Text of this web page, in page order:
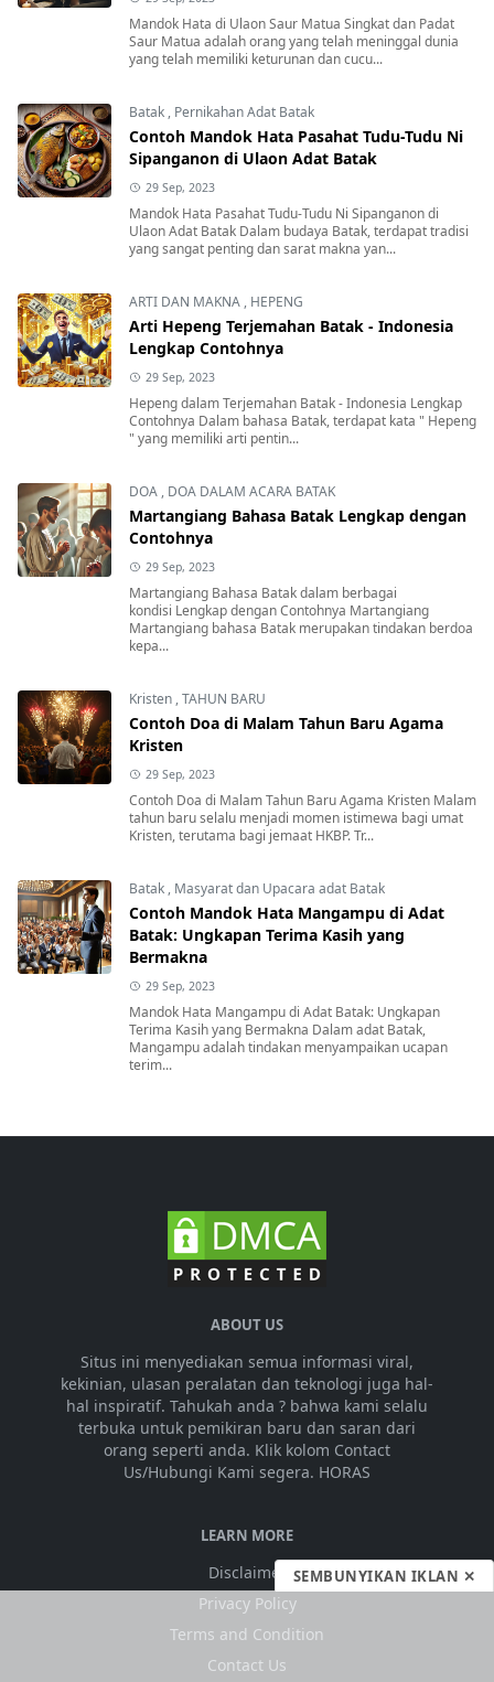
Mandok Hata di Ulaon Saur Matua Singkat dan Padat
Saur Matua adalah orang yang telah meninggal dunia
yang telah memiliki keturunan dan cucu...
Batak , Pernikahan Adat Batak
Contoh Mandok Hata Pasahat Tudu-Tudu Ni
Sipanganon di Ulaon Adat Batak
29 Sep, 2023
Mandok Hata Pasahat Tudu-Tudu Ni Sipanganon di
Ulaon Adat Batak Dalam budaya Batak, terdapat tradisi
yang sangat penting dan sarat makna yan...
ARTI DAN MAKNA , HEPENG
Arti Hepeng Terjemahan Batak - Indonesia
Lengkap Contohnya
29 Sep, 2023
Hepeng dalam Terjemahan Batak - Indonesia Lengkap
Contohnya Dalam bahasa Batak, terdapat kata " Hepeng
" yang memiliki arti pentin...
DOA , DOA DALAM ACARA BATAK
Martangiang Bahasa Batak Lengkap dengan
Contohnya
29 Sep, 2023
Martangiang Bahasa Batak dalam berbagai
kondisi Lengkap dengan Contohnya Martangiang
Martangiang bahasa Batak merupakan tindakan berdoa
kepa...
Kristen ,TAHUN BARU
Contoh Doa di Malam Tahun Baru Agama
Kristen
29 Sep, 2023
Contoh Doa di Malam Tahun Baru Agama Kristen Malam
tahun baru selalu menjadi momen istimewa bagi umat
Kristen, terutama bagi jemaat HKBP. Tr...
Batak , Masyarat dan Upacara adat Batak
Contoh Mandok Hata Mangampu di Adat
Batak: Ungkapan Terima Kasih yang
Bermakna
29 Sep, 2023
Mandok Hata Mangampu di Adat Batak: Ungkapan
Terima Kasih yang Bermakna Dalam adat Batak,
Mangampu adalah tindakan menyampaikan ucapan
terim...
ABOUT US
Situs ini menyediakan semua informasi viral,
kekinian, ulasan peralatan dan teknologi juga hal-
hal inspiratif. Tahukah anda ? bahwa kami selalu
terbuka untuk pemikiran baru dan saran dari
orang seperti anda. Klik kolom Contact
Us/Hubungi Kami segera. HORAS
LEARN MORE
Disclaimer
Privacy Policy
Terms and Condition
Contact Us
SEMBUNYIKAN IKLAN ✕